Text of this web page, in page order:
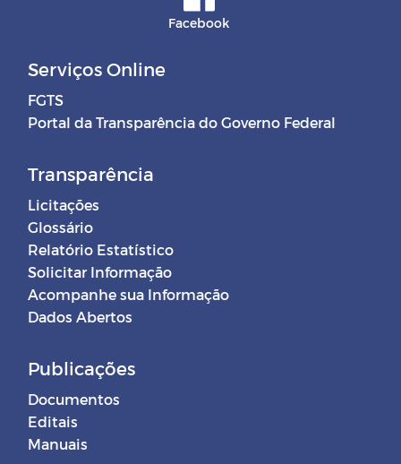
Facebook
Serviços Online
FGTS
Portal da Transparência do Governo Federal
Transparência
Licitações
Glossário
Relatório Estatístico
Solicitar Informação
Acompanhe sua Informação
Dados Abertos
Publicações
Documentos
Editais
Manuais